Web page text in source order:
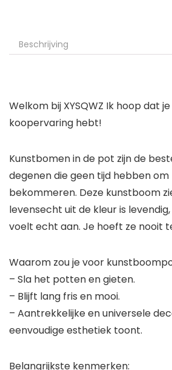
Beschrijving
Welkom bij XYSQWZ Ik hoop dat
koopervaring hebt!
Kunstbomen in de pot zijn de
degenen die geen tijd hebben
bekommeren. Deze kunstboom
levensecht uit de kleur is
voelt echt aan. Je hoeft ze nooit
Waarom zou je voor
– Sla het potten en gieten.
– Blijft lang fris en mooi.
– Aantrekkelijke en universele
eenvoudige esthetiek toont.
Belangrijkste kenmerken: